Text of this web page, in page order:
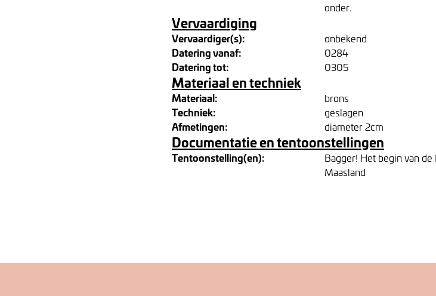
onder.
Vervaardiging
Vervaardiger(s): onbekend
Datering vanaf: 0284
Datering tot: 0305
Materiaal en techniek
Materiaal: brons
Techniek: geslagen
Afmetingen: diameter 2cm
Documentatie en tentoonstellingen
Tentoonstelling(en):
Bagger! Het begin van
Maasland